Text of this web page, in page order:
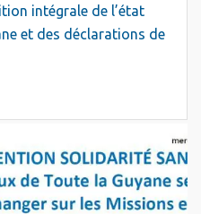
intégrale de l’état
et des déclarations de